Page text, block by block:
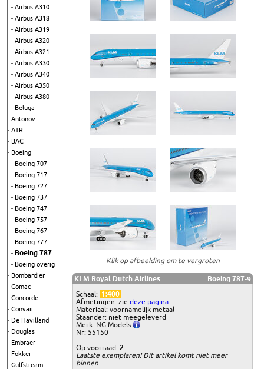
Airbus A310
Airbus A318
Airbus A319
Airbus A320
Airbus A321
Airbus A330
Airbus A340
Airbus A350
Airbus A380
Beluga
Antonov
ATR
BAC
Boeing
Boeing 707
Boeing 717
Boeing 727
Boeing 737
Boeing 747
Boeing 757
Boeing 767
Boeing 777
Boeing 787
Boeing overig
Bombardier
Comac
Concorde
Convair
De Havilland
Douglas
Embraer
Fokker
Gulfstream
Klik op afbeelding om te vergroten
KLM Royal Dutch Airlines
Boeing 787-9
Schaal: 1:400
Afmetingen: ziedeze pagina
Materiaal: voornamelijk metaal
Staander: niet meegeleverd
Merk: NG Models
Nr: 55150
Op voorraad:2
Laatste exemplaren! Dit artikel komt niet meer
binnen